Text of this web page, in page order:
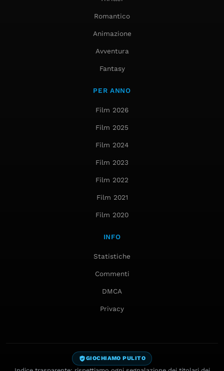
Romantico
Animazione
Avventura
Fantasy
PER ANNO
Film 2026
Film 2025
Film 2024
Film 2023
Film 2022
Film 2021
Film 2020
INFO
Statistiche
Commenti
DMCA
Privacy
GIOCHIAMO PULITO